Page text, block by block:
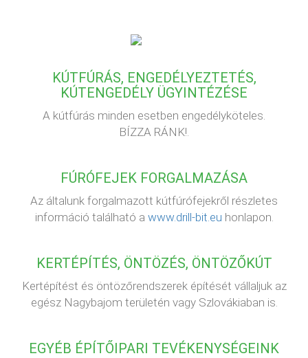
KÚTFÚRÁS, ENGEDÉLYEZTETÉS,
KÚTENGEDÉLY ÜGYINTÉZÉSE
A kútfúrás minden esetben engedélyköteles.
BÍZZA RÁNK!.
FÚRÓFEJEK FORGALMAZÁSA
Az általunk forgalmazott kútfúrófejekről részletes
információ található a www.drill-bit.eu honlapon.
KERTÉPÍTÉS, ÖNTÖZÉS, ÖNTÖZŐKÚT
Kertépítést és öntözőrendszerek építését vállaljuk az
egész Nagybajom területén vagy Szlovákiaban is.
EGYÉB ÉPÍTŐIPARI TEVÉKENYSÉGEINK